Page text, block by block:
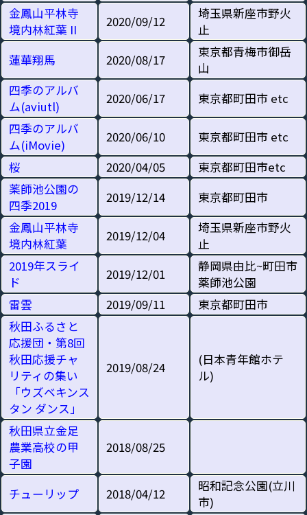
金鳳山平林寺
境内林紅葉 II
2020/09/12
埼玉県新座市野火
止
蓮華翔馬
2020/08/17
東京都青梅市御岳
山
四季のアルバ
ム(aviutl)
2020/06/17
東京都町田市 etc
四季のアルバ
ム(iMovie)
2020/06/10
東京都町田市 etc
桜
2020/04/05
東京都町田市etc
薬師池公園の
四季2019
2019/12/14
東京都町田市
金鳳山平林寺
境内林紅葉
2019/12/04
埼玉県新座市野火
止
2019年スライ
ド
2019/12/01
静岡県由比~町田市
薬師池公園
雷雲
2019/09/11
東京都町田市
秋田ふるさと
応援団・第8回
秋田応援チャ
リティの集い
「ウズベキンス
タン ダンス」
2019/08/24
(日本青年館ホテ
ル)
秋田県立金足
農業高校の甲
子園
2018/08/25
チューリップ 2018/04/12
昭和記念公園(立川
市)